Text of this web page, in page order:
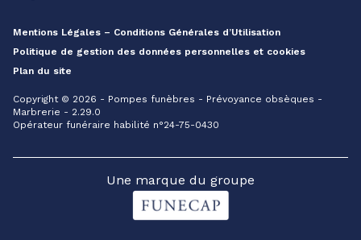
Mentions Légales – Conditions Générales d’Utilisation
Politique de gestion des données personnelles et cookies
Plan du site
Copyright © 2026 - Pompes funèbres - Prévoyance obsèques -
Marbrerie - 2.29.0
Opérateur funéraire habilité n°24-75-0430
Une marque du groupe